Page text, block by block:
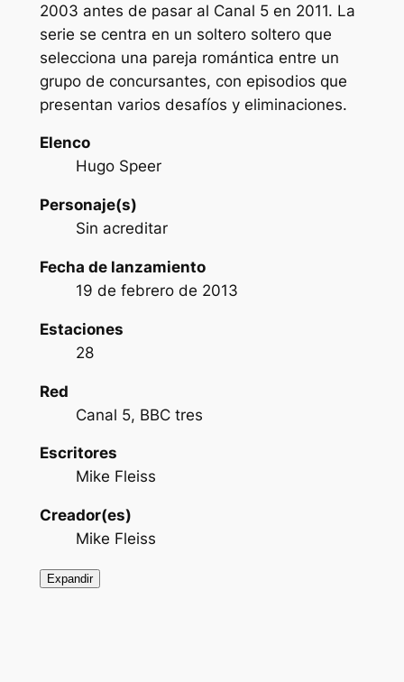
2003 antes de pasar al Canal 5 en 2011. La
serie se centra en un soltero soltero que
selecciona una pareja romántica entre un
grupo de concursantes, con episodios que
presentan varios desafíos y eliminaciones.
Elenco
Hugo Speer
Personaje(s)
Sin acreditar
Fecha de lanzamiento
19 de febrero de 2013
Estaciones
28
Red
Canal 5, BBC tres
Escritores
Mike Fleiss
Creador(es)
Mike Fleiss
Expandir